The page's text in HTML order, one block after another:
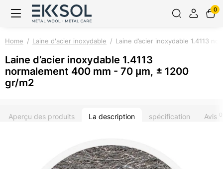
0
Home Laine d'acier inoxydable Laine d’acier inoxydable 1.4113
Laine d’acier inoxydable 1.4113
normalement 400 mm - 70 μm, ± 1200
gr/m2
Aperçu des produits La description spécification Avis 0